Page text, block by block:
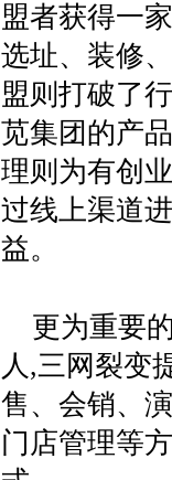
盟者获得一
选址、装修
盟则打破了
苋集团的产
理则为有创
过线上渠道
益。
更为重要
人,三网裂变
售、会销、
门店管理等